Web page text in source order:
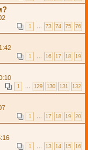
1 … 73 74 75 76
1 … 16 17 18 19
1 … 129 130 131 132
1 … 17 18 19 20
1 … 13 14 15 16